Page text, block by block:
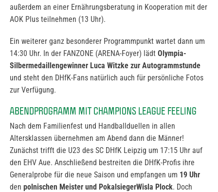
außerdem an einer Ernährungsberatung in Kooperation mit der
AOK Plus teilnehmen (13 Uhr).
Ein weiterer ganz besonderer Programmpunkt wartet dann um
14:30 Uhr. In der FANZONE (ARENA-Foyer) lädt Olympia-
Silbermedaillengewinner Luca Witzke zur Autogrammstunde
und steht den DHfK-Fans natürlich auch für persönliche Fotos
zur Verfügung.
ABENDPROGRAMM MIT CHAMPIONS LEAGUE FEELING
Nach dem Familienfest und Handballduellen in allen
Altersklassen übernehmen am Abend dann die Männer!
Zunächst trifft die U23 des SC DHfK Leipzig um 17:15 Uhr auf
den EHV Aue. Anschließend bestreiten die DHfK-Profis ihre
Generalprobe für die neue Saison und empfangen um 19 Uhr
den polnischen Meister und PokalsiegerWisla Plock. Doch